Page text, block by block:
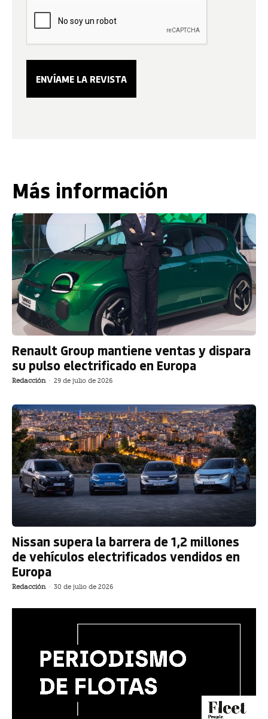
Más información
Renault Group mantiene ventas y dispara
su pulso electrificado en Europa
Redacción - 29 de julio de 2026
Nissan supera la barrera de 1,2 millones
de vehículos electrificados vendidos en
Europa
Redacción - 30 de julio de 2026